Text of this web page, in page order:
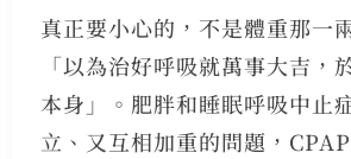
真正要小心的，不是體重那一
「以為治好呼吸就萬事大吉，
本身」。肥胖和睡眠呼吸中止
立、又互相加重的問題，